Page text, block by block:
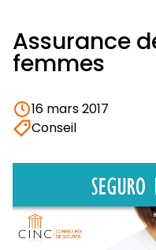
Assurance
femmes
16 mars 2017
Conseil